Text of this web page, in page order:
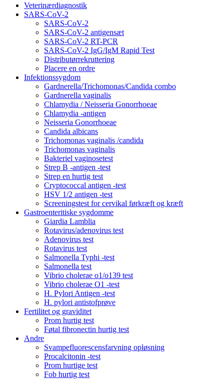
Veterinærdiagnostik
SARS-CoV-2
SARS-CoV-2
SARS-CoV-2 antigensæt
SARS-CoV-2 RT-PCR
SARS-CoV-2 IgG/IgM Rapid Test
Distributørrekruttering
Placere en ordre
Infektionssygdom
Gardnerella/Trichomonas/Candida combo
Gardnerella vaginalis
Chlamydia / Neisseria Gonorrhoeae
Chlamydia -antigen
Neisseria Gonorrhoeae
Candida albicans
Trichomonas vaginalis /candida
Trichomonas vaginalis
Bakteriel vaginosetest
Strep B -antigen -test
Strep en hurtig test
Cryptococcal antigen -test
HSV 1/2 antigen -test
Screeningstest for cervikal førkræft og kræft
Gastroenteritiske sygdomme
Giardia Lamblia
Rotavirus/adenovirus test
Adenovirus test
Rotavirus test
Salmonella Typhi -test
Salmonella test
Vibrio cholerae o1/o139 test
Vibrio cholerae O1 -test
H. Pylori Antigen -test
H. pylori antistofprøve
Fertilitet og graviditet
Prom hurtig test
Føtal fibronectin hurtig test
Andre
Svampefluorescensfarvning opløsning
Procalcitonin -test
Prom hurtige test
Fob hurtig test